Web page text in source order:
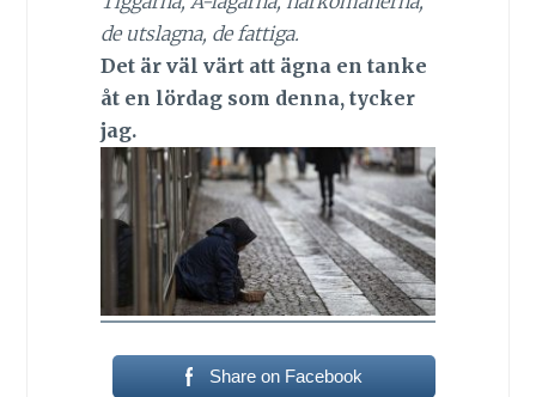
de utslagna, de fattiga.
Det är väl värt att ägna en tanke
åt en lördag som denna, tycker
jag.
Share on Facebook